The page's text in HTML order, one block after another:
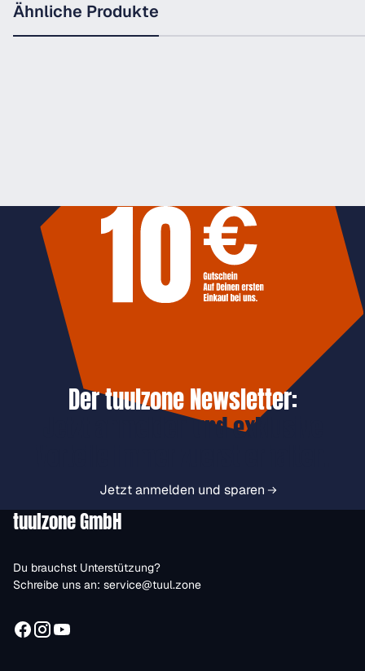
Ähnliche Produkte
Der tuulzone Newsletter:
Jetzt anmelden und exklusive
Jetzt anmelden und sparen
tuulzone GmbH
Du brauchst Unterstützung?
Schreibe uns an: service@tuul.zone